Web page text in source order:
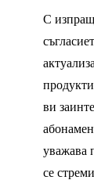
С
ви
уважава
се